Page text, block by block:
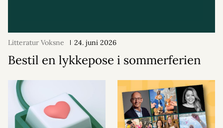
Litteratur Voksne 24. juni 2026
Bestil en lykkepose i sommerferien